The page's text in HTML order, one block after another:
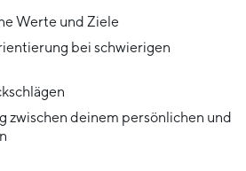
Werte und Ziele
bei schwierigen
zwischen deinem persönlichen und